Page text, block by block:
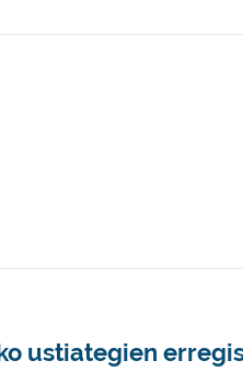
ustiategien